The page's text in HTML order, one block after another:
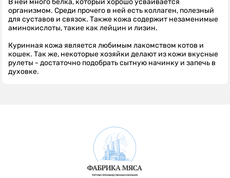
В ней много белка, который хорошо усваивается
организмом. Среди прочего в ней есть коллаген, полезный
для суставов и связок. Также кожа содержит незаменимые
аминокислоты, такие как лейцин и лизин.
Куринная кожа является любимым лакомством котов и
кошек. Так же, некоторые хозяйки делают из кожи вкусные
рулеты - достаточно подобрать сытную начинку и запечь в
духовке.